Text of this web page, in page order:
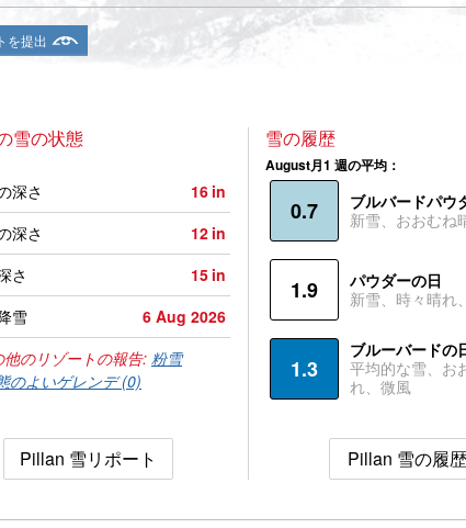
を提出
雪の状態
深さ 16 in
深さ
12 in
さ
15 in
雪
6 Aug 2026
他のリゾートの報告: 粉雪
のよいゲレンデ (0)
Pillan 雪リポート
雪の履歴
August月1 週の平均：
0.7
ブルバードパウ
新雪、おおむね
1.9
パウダーの日
新雪、時々晴れ
1.3
ブルーバードの
平均的な雪、お
れ、微風
Pillan 雪の履歴